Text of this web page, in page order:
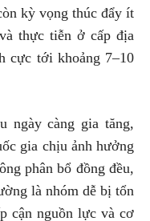
kỳ vọng thúc đẩy ít
thực tiễn ở cấp địa
cực tới khoảng 7–10
ngày càng gia tăng,
gia chịu ảnh hưởng
phân bổ đồng đều,
là nhóm dễ bị tổn
cận nguồn lực và cơ